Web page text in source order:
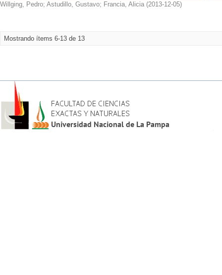
Willging, Pedro; Astudillo, Gustavo; Francia, Alicia (2013-12-05)
Mostrando ítems 6-13 de 13